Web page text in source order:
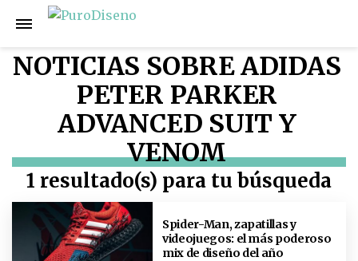
NOTICIAS SOBRE ADIDAS
PETER PARKER
ADVANCED SUIT Y
VENOM
1 resultado(s) para tu búsqueda
Spider-Man, zapatillas y
videojuegos: el más poderoso
mix de diseño del año